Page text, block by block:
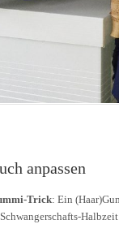
anpassen
Trick: Ein